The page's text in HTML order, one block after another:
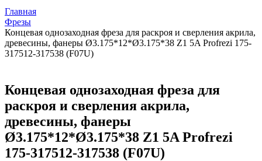
Главная
Фрезы
Концевая однозаходная фреза для раскроя и сверления акрила,
древесины, фанеры Ø3.175*12*Ø3.175*38 Z1 5A Profrezi 175-
317512-317538 (F07U)
Концевая однозаходная фреза для
раскроя и сверления акрила,
древесины, фанеры
Ø3.175*12*Ø3.175*38 Z1 5A Profrezi
175-317512-317538 (F07U)